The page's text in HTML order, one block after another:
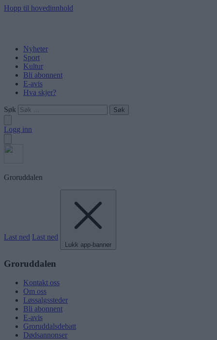
Hopp til hovedinnhold
Nyheter
Sport
Kultur
Bli abonnent
E-avis
Hva skjer?
Søk
Logg inn
Groruddalen
Last ned Last ned
Lukk app-banner
Groruddalen
Kontakt oss
Om oss
Løssalgssteder
Bli abonnent
E-avis
Groruddalsdebatt
Dødsannonser